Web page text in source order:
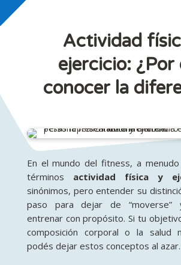
Actividad
ejercicio: ¿Por
conocer la
En el mundo del fitness, a
términos actividad física y
sinónimos, pero entender su
paso para dejar de “moverse”
entrenar con propósito. Si tu
composición corporal o la salud
podés dejar estos conceptos al azar.